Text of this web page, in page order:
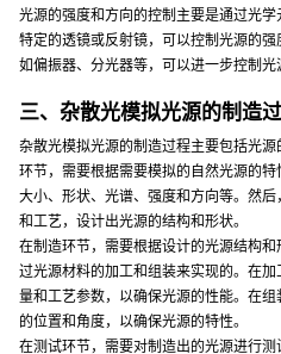
光源的强度和方向的控制主要是通过光
特定的透镜或反射镜，可以控制光源的强
如偏振器、分光器等，可以进一步控制光
三、杂散光模拟光源的制造
杂散光模拟光源的制造过程主要包括光
环节，需要根据需要模拟的自然光源的
大小、形状、光谱、强度和方向等。然
和工艺，设计出光源的结构和形状。
在制造环节，需要根据设计的光源结构
过光源材料的加工和组装来实现的。在
量和工艺参数，以确保光源的性能。在
的位置和角度，以确保光源的特性。
在测试环节，需要对制造出的光源进行测